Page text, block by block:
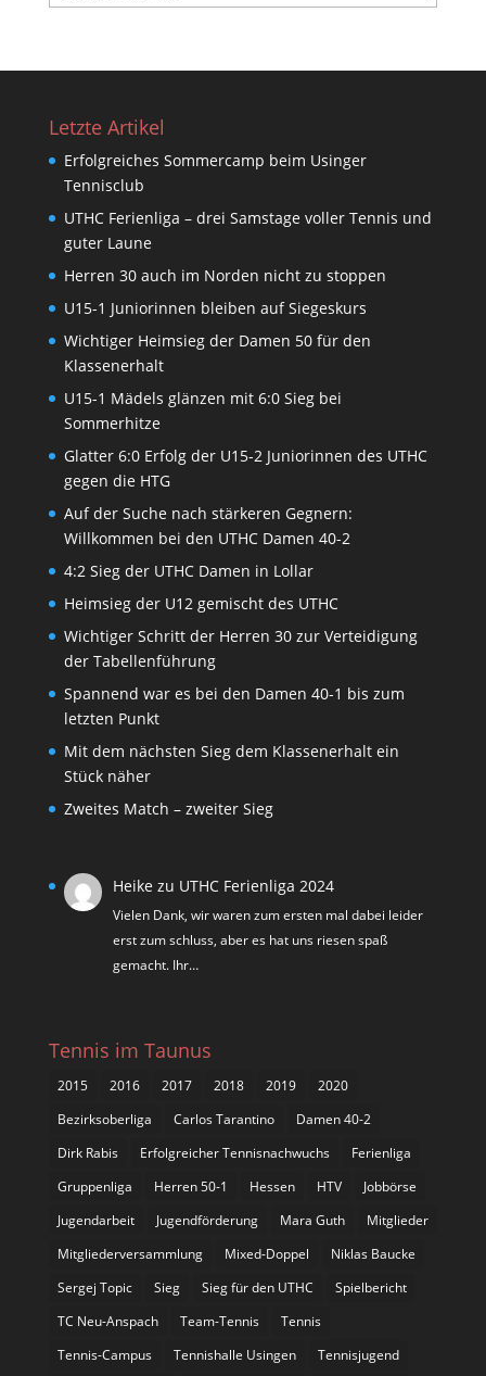
Letzte Artikel
Erfolgreiches Sommercamp beim Usinger
Tennisclub
UTHC Ferienliga – drei Samstage voller Tennis und
guter Laune
Herren 30 auch im Norden nicht zu stoppen
U15-1 Juniorinnen bleiben auf Siegeskurs
Wichtiger Heimsieg der Damen 50 für den
Klassenerhalt
U15-1 Mädels glänzen mit 6:0 Sieg bei
Sommerhitze
Glatter 6:0 Erfolg der U15-2 Juniorinnen des UTHC
gegen die HTG
Auf der Suche nach stärkeren Gegnern:
Willkommen bei den UTHC Damen 40-2
4:2 Sieg der UTHC Damen in Lollar
Heimsieg der U12 gemischt des UTHC
Wichtiger Schritt der Herren 30 zur Verteidigung
der Tabellenführung
Spannend war es bei den Damen 40-1 bis zum
letzten Punkt
Mit dem nächsten Sieg dem Klassenerhalt ein
Stück näher
Zweites Match – zweiter Sieg
Heike zu UTHC Ferienliga 2024
Vielen Dank, wir waren zum ersten mal dabei leider
erst zum schluss, aber es hat uns riesen spaß
gemacht. Ihr…
Tennis im Taunus
2015 2016 2017 2018 2019
2020
Bezirksoberliga
Carlos Tarantino
Damen 40-2
Dirk Rabis
Erfolgreicher Tennisnachwuchs
Ferienliga
Gruppenliga
Herren 50-1 Hessen HTV
Jobbörse
Jugendarbeit
Jugendförderung Mara Guth
Mitglieder
Mitgliederversammlung
Mixed-Doppel
Niklas Baucke
Sergej Topic
Sieg Sieg für den UTHC
Spielbericht
TC Neu-Anspach
Team-Tennis
Tennis
Tennis-Campus
Tennishalle Usingen Tennisjugend